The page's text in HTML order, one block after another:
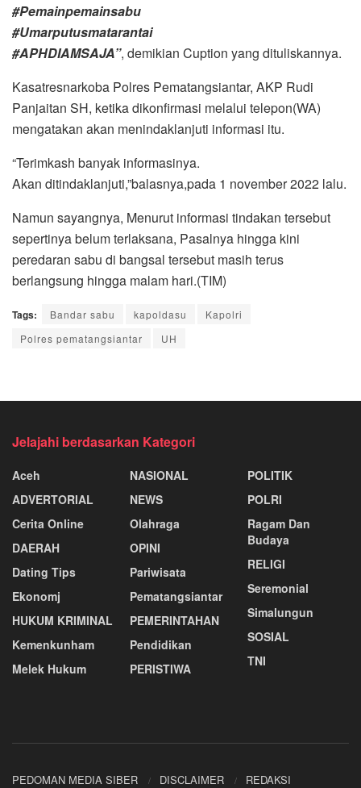
#Pemainpemainsabu
#Umarputusmatarantai
#APHDIAMSAJA”, demikian Cuption yang dituliskannya.
Kasatresnarkoba Polres Pematangsiantar, AKP Rudi
Panjaitan SH, ketika dikonfirmasi melalui telepon(WA)
mengatakan akan menindaklanjuti informasi itu.
“Terimkash banyak informasinya.
Akan ditindaklanjuti,”balasnya,pada 1 november 2022 lalu.
Namun sayangnya, Menurut informasi tindakan tersebut
sepertinya belum terlaksana, Pasalnya hingga kini
peredaran sabu di bangsal tersebut masih terus
berlangsung hingga malam hari.(TIM)
Tags: Bandar sabu kapoldasu
Kapolri
Polres pematangsiantar
UH
Jelajahi berdasarkan Kategori
Aceh
ADVERTORIAL
Cerita Online
DAERAH
Dating Tips
Ekonomj
HUKUM KRIMINAL
Kemenkunham
Melek Hukum
NASIONAL
NEWS
Olahraga
OPINI
Pariwisata
Pematangsiantar
PEMERINTAHAN
Pendidikan
PERISTIWA
POLITIK
POLRI
Ragam Dan
Budaya
RELIGI
Seremonial
Simalungun
SOSIAL
TNI
PEDOMAN MEDIA SIBER DISCLAIMER REDAKSI